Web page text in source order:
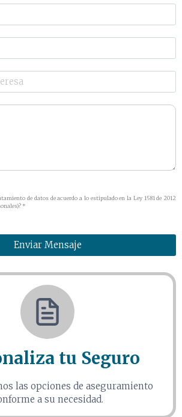
de datos de acuerdo a lo estipulado en la Ley 1581 de 2012
*
tu Seguro
las opciones de aseguramiento
a su necesidad.